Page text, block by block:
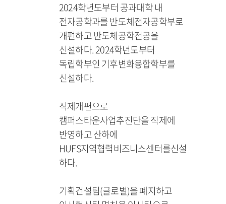
2024학년도부터 공과대학 내
전자공학과를 반도체전자공학부로
개편하고 반도체공학전공을
신설하다. 2024학년도부터
독립학부인 기후변화융합학부를
신설하다.
직제개편으로
캠퍼스타운사업추진단을 직제에
반영하고 산하에
HUFS지역협력비즈니스센터를신설
하다.
기획건설팀(글로벌)을 폐지하고